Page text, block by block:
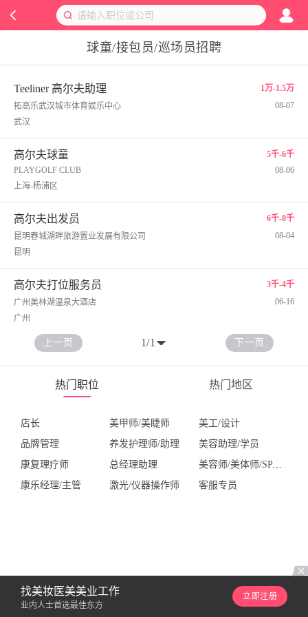
球童/接包员/巡场员招聘
Teeliner 高尔夫助理
1万-1.5万
拓高乐武汉城市体育娱乐中心
08-07
武汉
高尔夫球童
5千-6千
PLAYGOLF CLUB
08-06
上海-杨浦区
高尔夫出发员
6千-8千
昆明春城湖畔旅游置业发展有限公司
08-04
昆明
高尔夫打位服务员
3千-4千
广州美林湖温泉大酒店
06-16
广州
上一页 1/1 下一页
热门职位 热门地区
店长 美甲师/美睫师
美工/设计
品牌管理
养发护理师/助理
美容助理/学员
康复理疗师
总经理助理
美容师/美体师/SPA技师
康乐经理/主管
激光/仪器操作师 客服专员
找美妆医美美业工作
业内人士首选最佳东方
立即注册